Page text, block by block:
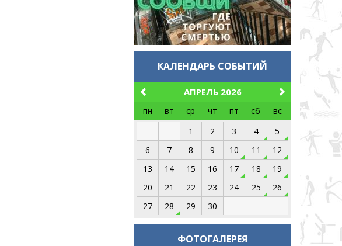
КАЛЕНДАРЬ СОБЫТИЙ
пн вт ср чт пт сб
вс
1
2 3 4
5
6
7 8 9 10 11
12
13
14 15 16 17 18
19
20
21 22 23 24 25
26
27
28 29 30
АПРЕЛЬ 2026
ФОТОГАЛЕРЕЯ